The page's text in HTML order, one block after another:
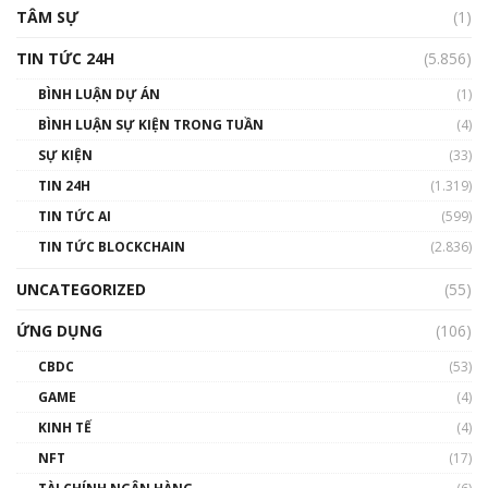
TÂM SỰ
(1)
TIN TỨC 24H
(5.856)
BÌNH LUẬN DỰ ÁN
(1)
BÌNH LUẬN SỰ KIỆN TRONG TUẦN
(4)
SỰ KIỆN
(33)
TIN 24H
(1.319)
TIN TỨC AI
(599)
TIN TỨC BLOCKCHAIN
(2.836)
UNCATEGORIZED
(55)
ỨNG DỤNG
(106)
CBDC
(53)
GAME
(4)
KINH TẾ
(4)
NFT
(17)